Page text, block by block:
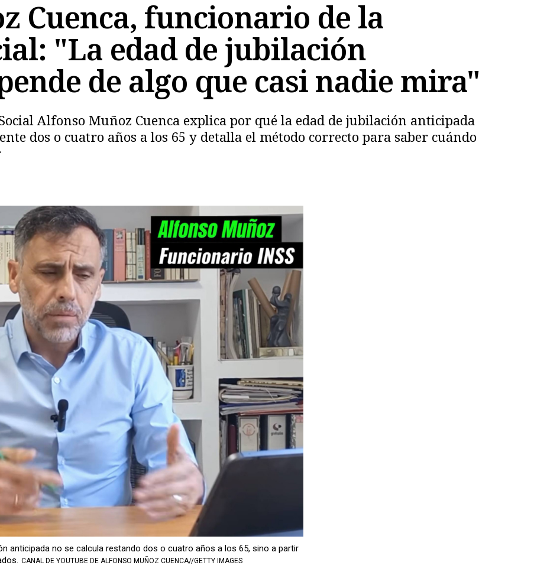
Cuenca, funcionario de la
"La edad de jubilación
de algo que casi nadie mira"
Alfonso Muñoz Cuenca explica por qué la edad de jubilación anticipada
dos o cuatro años a los 65 y detalla el método correcto para saber cuándo
anticipada no se calcula restando dos o cuatro años a los 65, sino a partir
CANAL DE YOUTUBE DE ALFONSO MUÑOZ CUENCA//GETTY IMAGES